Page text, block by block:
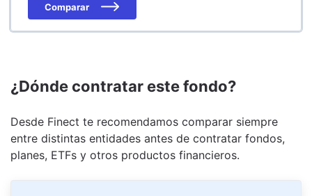
Comparar
¿Dónde contratar este fondo?
Desde Finect te recomendamos comparar siempre
entre distintas entidades antes de contratar fondos,
planes, ETFs y otros productos financieros.